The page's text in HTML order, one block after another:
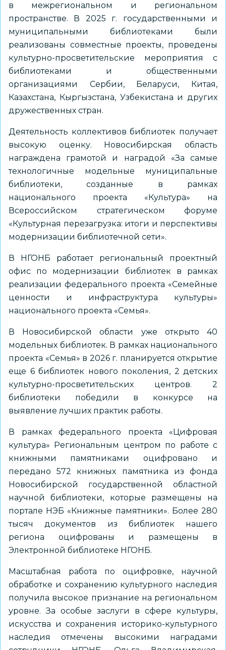
в межрегиональном и региональном
пространстве. В 2025 г. государственными и
муниципальными библиотеками были
реализованы совместные проекты, проведены
культурно-просветительские мероприятия с
библиотеками и общественными
организациями Сербии, Беларуси, Китая,
Казахстана, Кыргызстана, Узбекистана и других
дружественных стран.
Деятельность коллективов библиотек получает
высокую оценку. Новосибирская область
награждена грамотой и наградой «За самые
технологичные модельные муниципальные
библиотеки, созданные в рамках
национального проекта «Культура» на
Всероссийском стратегическом форуме
«Культурная перезагрузка: итоги и перспективы
модернизации библиотечной сети».
В НГОНБ работает региональный проектный
офис по модернизации библиотек в рамках
реализации федерального проекта «Семейные
ценности и инфраструктура культуры»
национального проекта «Семья».
В Новосибирской области уже открыто 40
модельных библиотек. В рамках национального
проекта «Семья» в 2026 г. планируется открытие
еще 6 библиотек нового поколения, 2 детских
культурно-просветительских центров. 2
библиотеки победили в конкурсе на
выявление лучших практик работы.
В рамках федерального проекта «Цифровая
культура» Региональным центром по работе с
книжными памятниками оцифровано и
передано 572 книжных памятника из фонда
Новосибирской государственной областной
научной библиотеки, которые размещены на
портале НЭБ «Книжные памятники». Более 280
тысяч документов из библиотек нашего
региона оцифрованы и размещены в
Электронной библиотеке НГОНБ.
Масштабная работа по оцифровке, научной
обработке и сохранению культурного наследия
получила высокое признание на региональном
уровне. За особые заслуги в сфере культуры,
искусства и сохранения историко-культурного
наследия отмечены высокими наградами